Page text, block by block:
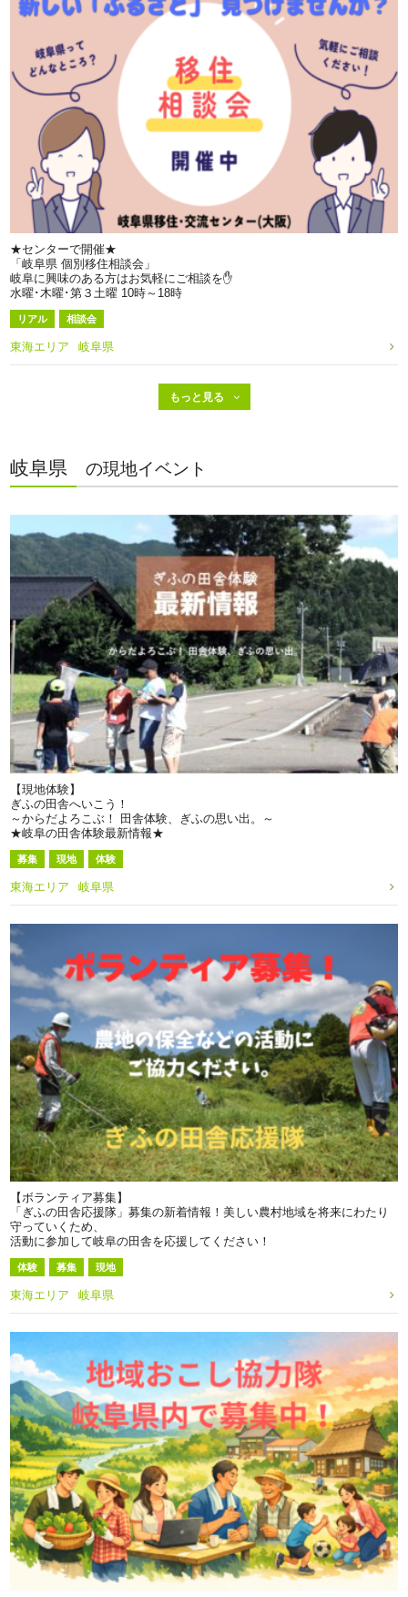
★センターで開催★
「岐阜県 個別移住相談会」
岐阜に興味のある方はお気軽にご相談を✋
水曜･木曜･第３土曜 10時～18時
リアル 相談会
東海エリア 岐阜県
岐阜県 の現地イベント
【現地体験】
ぎふの田舎へいこう！
～からだよろこぶ！ 田舎体験、ぎふの思い出。～
★岐阜の田舎体験最新情報★
募集 現地 体験
東海エリア 岐阜県
【ボランティア募集】
「ぎふの田舎応援隊」募集の新着情報！美しい農村地域を将来にわたり
守っていくため、
活動に参加して岐阜の田舎を応援してください！
体験 募集 現地
東海エリア 岐阜県